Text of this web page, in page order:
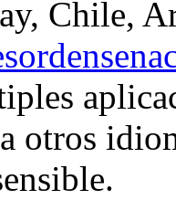
Chile,
otros